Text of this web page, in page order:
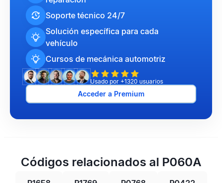
Soporte técnico 24/7
Solución específica para cada
vehículo
Cursos de mecánica automotriz
Usado por +1320 usuarios
Acceder a Premium
Códigos relacionados al P060A